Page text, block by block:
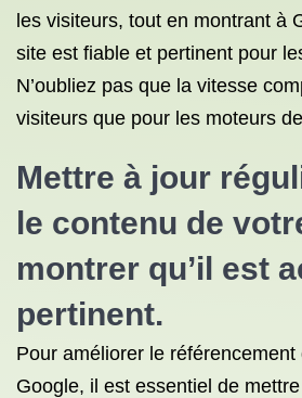
les visiteurs, tout en montrant à
site est fiable et pertinent pour
N’oubliez pas que la vitesse
visiteurs que pour les moteurs
Mettre à jour
le contenu de
montrer qu’il est
pertinent.
Pour améliorer le
Google, il est essentiel de